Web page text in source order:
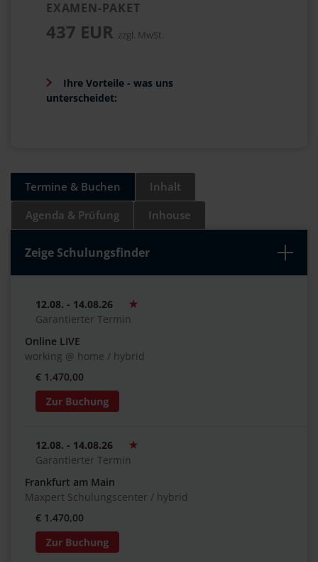
EXAMEN-PAKET
437 EUR zzgl. MwSt.
Ihre Vorteile - was uns
unterscheidet:
Termine & Buchen
Inhalt
Agenda & Prüfung
Inhouse
Zeige Schulungsfinder
12.08. - 14.08.26
Garantierter Termin
Online LIVE
working @ home / hybrid
€ 1.470,00
12.08. - 14.08.26
Garantierter Termin
Frankfurt am Main
Maxpert Schulungscenter / hybrid
€ 1.470,00